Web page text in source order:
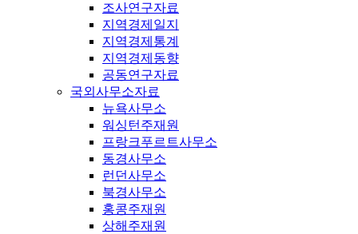
조사연구자료
지역경제일지
지역경제통계
지역경제동향
공동연구자료
국외사무소자료
뉴욕사무소
워싱턴주재원
프랑크푸르트사무소
동경사무소
런던사무소
북경사무소
홍콩주재원
상해주재원